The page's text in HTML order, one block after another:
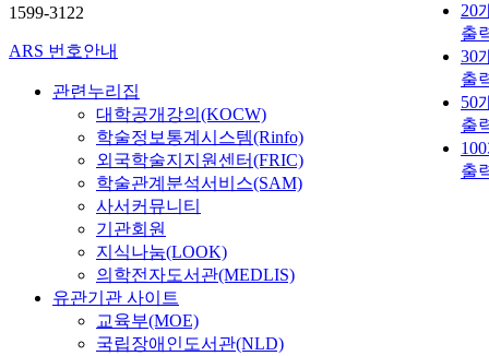
20
출
30
출
50
출
출
1599-3122
ARS 번호안내
관련누리집
대학공개강의(KOCW)
학술정보통계시스템(Rinfo)
외국학술지지원센터(FRIC)
학술관계분석서비스(SAM)
사서커뮤니티
기관회원
지식나눔(LOOK)
의학전자도서관(MEDLIS)
유관기관 사이트
교육부(MOE)
국립장애인도서관(NLD)